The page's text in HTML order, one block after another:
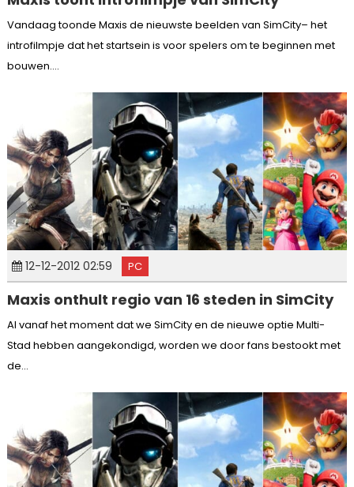
Vandaag toonde Maxis de nieuwste beelden van SimCity– het
introfilmpje dat het startsein is voor spelers om te beginnen met
bouwen....
12-12-2012 02:59 PC
Maxis onthult regio van 16 steden in SimCity
Al vanaf het moment dat we SimCity en de nieuwe optie Multi-
Stad hebben aangekondigd, worden we door fans bestookt met
de...